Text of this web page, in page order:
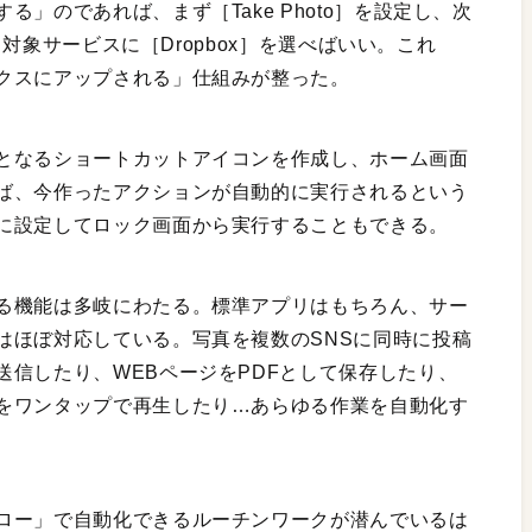
る」のであれば、まず［Take Photo］を設定し、次
象サービスに［Dropbox］を選べばいい。これ
にアップされる」仕組みが整った。
なるショートカットアイコンを作成し、ホーム画面
今作ったアクションが自動的に実行されるという
定してロック画面から実行することもできる。
機能は多岐にわたる。標準アプリはもちろん、サー
ほぼ対応している。写真を複数のSNSに同時に投稿
したり、WEBページをPDFとして保存したり、
ワンタップで再生したり…あらゆる作業を自動化す
ー」で自動化できるルーチンワークが潜んでいるは